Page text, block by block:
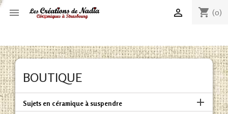
 shopping_cart (0)

BOUTIQUE
Sujets en céramique à suspendre 